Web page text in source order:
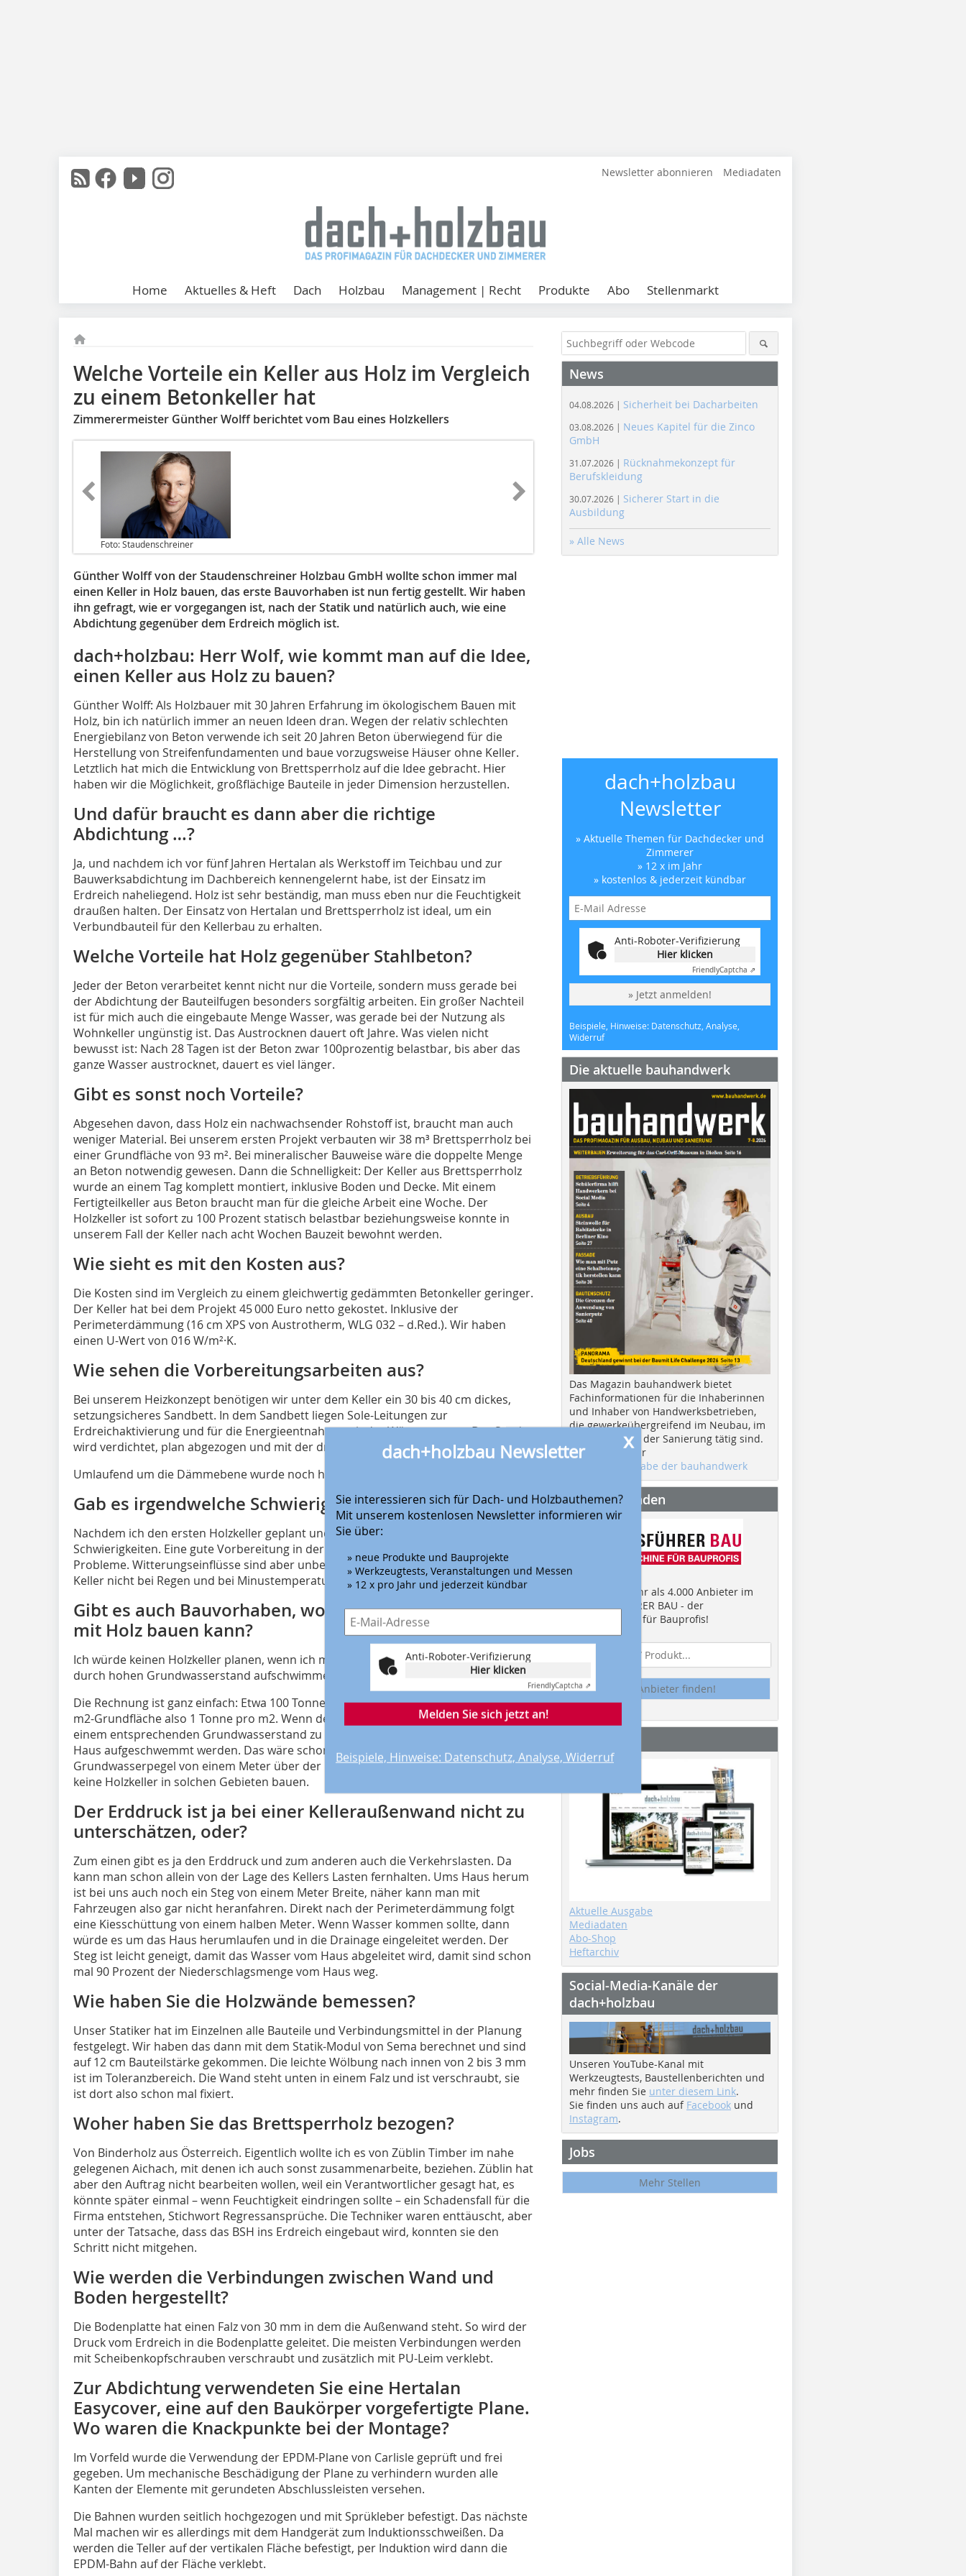
Newsletter abonnieren Mediadaten
Home Aktuelles & Heft Dach Holzbau Management | Recht Produkte Abo Stellenmarkt
Welche Vorteile ein Keller aus Holz im Vergleich
zu einem Betonkeller hat
Zimmerermeister Günther Wolff berichtet vom Bau eines Holzkellers
Foto: Staudenschreiner
Günther Wolff von der Staudenschreiner Holzbau GmbH wollte schon immer mal
einen Keller in Holz bauen, das erste Bauvorhaben ist nun fertig gestellt. Wir haben
ihn gefragt, wie er vorgegangen ist, nach der Statik und natürlich auch, wie eine
Abdichtung gegenüber dem Erdreich möglich ist.
dach+holzbau: Herr Wolf, wie kommt man auf die Idee,
einen Keller aus Holz zu bauen?
Günther Wolff: Als Holzbauer mit 30 Jahren Erfahrung im ökologischem Bauen mit
Holz, bin ich natürlich immer an neuen Ideen dran. Wegen der relativ schlechten
Energiebilanz von Beton verwende ich seit 20 Jahren Beton überwiegend für die
Herstellung von Streifenfundamenten und baue vorzugsweise Häuser ohne Keller.
Letztlich hat mich die Entwicklung von Brettsperrholz auf die Idee gebracht. Hier
haben wir die Möglichkeit, großflächige Bauteile in jeder Dimension herzustellen.
Und dafür braucht es dann aber die richtige
Abdichtung …?
Ja, und nachdem ich vor fünf Jahren Hertalan als Werkstoff im Teichbau und zur
Bauwerksabdichtung im Dachbereich kennengelernt habe, ist der Einsatz im
Erdreich naheliegend. Holz ist sehr beständig, man muss eben nur die Feuchtigkeit
draußen halten. Der Einsatz von Hertalan und Brettsperrholz ist ideal, um ein
Verbundbauteil für den Kellerbau zu erhalten.
Welche Vorteile hat Holz gegenüber Stahlbeton?
Jeder der Beton verarbeitet kennt nicht nur die Vorteile, sondern muss gerade bei
der Abdichtung der Bauteilfugen besonders sorgfältig arbeiten. Ein großer Nachteil
ist für mich auch die eingebaute Menge Wasser, was gerade bei der Nutzung als
Wohnkeller ungünstig ist. Das Austrocknen dauert oft Jahre. Was vielen nicht
bewusst ist: Nach 28 Tagen ist der Beton zwar 100prozentig belastbar, bis aber das
ganze Wasser austrocknet, dauert es viel länger.
Gibt es sonst noch Vorteile?
Abgesehen davon, dass Holz ein nachwachsender Rohstoff ist, braucht man auch
weniger Material. Bei unserem ersten Projekt verbauten wir 38 m³ Brettsperrholz bei
einer Grundfläche von 93 m². Bei mineralischer Bauweise wäre die doppelte Menge
an Beton notwendig gewesen. Dann die Schnelligkeit: Der Keller aus Brettsperrholz
wurde an einem Tag komplett montiert, inklusive Boden und Decke. Mit einem
Fertigteilkeller aus Beton braucht man für die gleiche Arbeit eine Woche. Der
Holzkeller ist sofort zu 100 Prozent statisch belastbar beziehungsweise konnte in
unserem Fall der Keller nach acht Wochen Bauzeit bewohnt werden.
Wie sieht es mit den Kosten aus?
Die Kosten sind im Vergleich zu einem gleichwertig gedämmten Betonkeller geringer.
Der Keller hat bei dem Projekt 45 000 Euro netto gekostet. Inklusive der
Perimeterdämmung (16 cm XPS von Austrotherm, WLG 032 – d.Red.). Wir haben
einen U-Wert von 016 W/m²·K.
Wie sehen die Vorbereitungsarbeiten aus?
Bei unserem Heizkonzept benötigen wir unter dem Keller ein 30 bis 40 cm dickes,
setzungsicheres Sandbett. In dem Sandbett liegen Sole-Leitungen zur
Erdreichaktivierung und für die Energieentnahme mit der Wärmepumpe. Der Sand
wird verdichtet, plan abgezogen und mit der druckfesten Dämmung abgedeckt.
Umlaufend um die Dämmebene wurde noch hangseitig eine Dränage eingebaut.
Gab es irgendwelche Schwierigkeiten?
Nachdem ich den ersten Holzkeller geplant und gebaut habe, sehe ich keine
Schwierigkeiten. Eine gute Vorbereitung in der Planungsphase verhindert alle
Probleme. Witterungseinflüsse sind aber unbedingt zu beachten. Ich würde den
Keller nicht bei Regen und bei Minustemperaturen montieren.
Gibt es auch Bauvorhaben, wo man den Keller nicht
mit Holz bauen kann?
Ich würde keinen Holzkeller planen, wenn ich mir nicht sicher bin, dass der Keller
durch hohen Grundwasserstand aufschwimmen könnte.
Die Rechnung ist ganz einfach: Etwa 100 Tonnen wiegt ein Holzhaus, bei einer 100
m2-Grundfläche also 1 Tonne pro m2. Wenn der Wasserdruck unter dem Keller bei
einem entsprechenden Grundwasserstand zu groß wird, dann kann das komplette
Haus aufgeschwemmt werden. Das wäre schon bei einem erhöhten
Grundwasserpegel von einem Meter über der Bodenplatte erreicht. Deshalb darf ich
keine Holzkeller in solchen Gebieten bauen.
Der Erddruck ist ja bei einer Kelleraußenwand nicht zu
unterschätzen, oder?
Zum einen gibt es ja den Erddruck und zum anderen auch die Verkehrslasten. Da
kann man schon allein von der Lage des Kellers Lasten fernhalten. Ums Haus herum
ist bei uns auch noch ein Steg von einem Meter Breite, näher kann man mit
Fahrzeugen also gar nicht heranfahren. Direkt nach der Perimeterdämmung folgt
eine Kiesschüttung von einem halben Meter. Wenn Wasser kommen sollte, dann
würde es um das Haus herumlaufen und in die Drainage eingeleitet werden. Der
Steg ist leicht geneigt, damit das Wasser vom Haus abgeleitet wird, damit sind schon
mal 90 Prozent der Niederschlagsmenge vom Haus weg.
Wie haben Sie die Holzwände bemessen?
Unser Statiker hat im Einzelnen alle Bauteile und Verbindungsmittel in der Planung
festgelegt. Wir haben das dann mit dem Statik-Modul von Sema berechnet und sind
auf 12 cm Bauteilstärke gekommen. Die leichte Wölbung nach innen von 2 bis 3 mm
ist im Toleranzbereich. Die Wand steht unten in einem Falz und ist verschraubt, sie
ist dort also schon mal fixiert.
Woher haben Sie das Brettsperrholz bezogen?
Von Binderholz aus Österreich. Eigentlich wollte ich es von Züblin Timber im nahe
gelegenen Aichach, mit denen ich auch sonst zusammenarbeite, beziehen. Züblin hat
aber den Auftrag nicht bearbeiten wollen, weil ein Verantwortlicher gesagt hat, es
könnte später einmal – wenn Feuchtigkeit eindringen sollte – ein Schadensfall für die
Firma entstehen, Stichwort Regressansprüche. Die Techniker waren enttäuscht, aber
unter der Tatsache, dass das BSH ins Erdreich eingebaut wird, konnten sie den
Schritt nicht mitgehen.
Wie werden die Verbindungen zwischen Wand und
Boden hergestellt?
Die Bodenplatte hat einen Falz von 30 mm in dem die Außenwand steht. So wird der
Druck vom Erdreich in die Bodenplatte geleitet. Die meisten Verbindungen werden
mit Scheibenkopfschrauben verschraubt und zusätzlich mit PU-Leim verklebt.
Zur Abdichtung verwendeten Sie eine Hertalan
Easycover, eine auf den Baukörper vorgefertigte Plane.
Wo waren die Knackpunkte bei der Montage?
Im Vorfeld wurde die Verwendung der EPDM-Plane von Carlisle geprüft und frei
gegeben. Um mechanische Beschädigung der Plane zu verhindern wurden alle
Kanten der Elemente mit gerundeten Abschlussleisten versehen.
Die Bahnen wurden seitlich hochgezogen und mit Sprükleber befestigt. Das nächste
Mal machen wir es allerdings mit dem Handgerät zum Induktionsschweißen. Da
werden die Teller auf der vertikalen Fläche befestigt, per Induktion wird dann die
EPDM-Bahn auf der Fläche verklebt.
x
dach+holzbau Newsletter
Sie interessieren sich für Dach- und Holzbauthemen?
Mit unserem kostenlosen Newsletter informieren wir
Sie über:
» neue Produkte und Bauprojekte
» Werkzeugtests, Veranstaltungen und Messen
» 12 x pro Jahr und jederzeit kündbar
Anti-Roboter-Verifizierung
Hier klicken
FriendlyCaptcha ⇗
Melden Sie sich jetzt an!
Beispiele, Hinweise: Datenschutz, Analyse, Widerruf
News
04.08.2026 | Sicherheit bei Dacharbeiten
03.08.2026 | Neues Kapitel für die Zinco
GmbH
31.07.2026 | Rücknahmekonzept für
Berufskleidung
30.07.2026 | Sicherer Start in die
Ausbildung
» Alle News
dach+holzbau
Newsletter
» Aktuelle Themen für Dachdecker und
Zimmerer
» 12 x im Jahr
» kostenlos & jederzeit kündbar
Anti-Roboter-Verifizierung
Hier klicken
FriendlyCaptcha ⇗
» Jetzt anmelden!
Beispiele, Hinweise: Datenschutz, Analyse,
Widerruf
Die aktuelle bauhandwerk
Das Magazin bauhandwerk bietet
Fachinformationen für die Inhaberinnen
und Inhaber von Handwerksbetrieben,
die gewerkeübergreifend im Neubau, im
Ausbau und in der Sanierung tätig sind.
Hier geht es zur
aktuellen Ausgabe der bauhandwerk
Anbieter finden
Finden Sie mehr als 4.000 Anbieter im
EINKAUFSFÜHRER BAU - der
Suchmaschine für Bauprofis!
Anbieter finden!
Aktuelle Ausgabe
Mediadaten
Abo-Shop
Heftarchiv
Social-Media-Kanäle der
dach+holzbau
Unseren YouTube-Kanal mit
Werkzeugtests, Baustellenberichten und
mehr finden Sie unter diesem Link.
Sie finden uns auch auf Facebook und
Instagram.
Jobs
Mehr Stellen